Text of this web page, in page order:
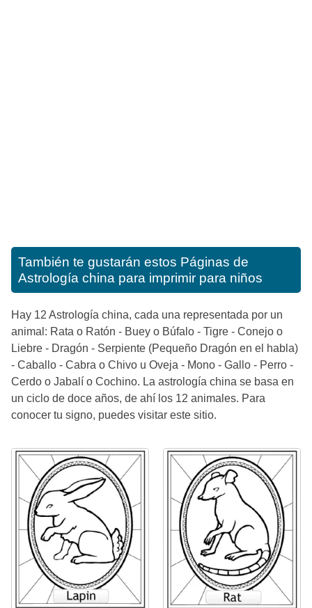
También te gustarán estos Páginas de
Astrología china para imprimir para niños
Hay 12 Astrología china, cada una representada por un
animal: Rata o Ratón - Buey o Búfalo - Tigre - Conejo o
Liebre - Dragón - Serpiente (Pequeño Dragón en el habla)
- Caballo - Cabra o Chivo u Oveja - Mono - Gallo - Perro -
Cerdo o Jabalí o Cochino. La astrología china se basa en
un ciclo de doce años, de ahí los 12 animales. Para
conocer tu signo, puedes visitar este sitio.